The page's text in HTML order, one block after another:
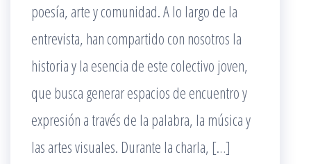
poesía, arte y comunidad. A lo largo de la
entrevista, han compartido con nosotros la
historia y la esencia de este colectivo joven,
que busca generar espacios de encuentro y
expresión a través de la palabra, la música y
las artes visuales. Durante la charla, […]